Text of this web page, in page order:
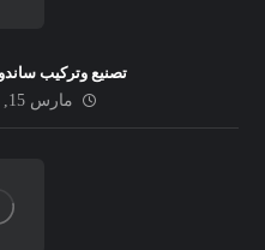
تصنيع وتركيب
مارس 15, 2025